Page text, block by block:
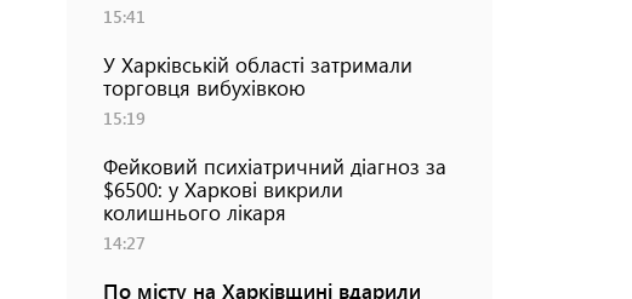
15:41
У Харківській області затримали
торговця вибухівкою
15:19
Фейковий психіатричний діагноз за
$6500: у Харкові викрили
колишнього лікаря
14:27
По місту на Харківщині вдарили